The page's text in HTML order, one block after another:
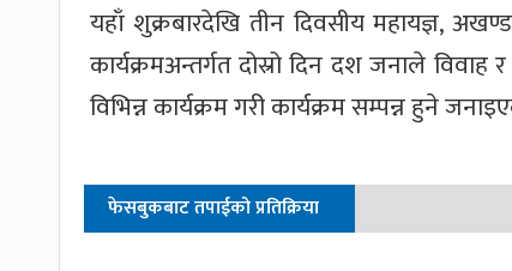
यहाँ शुक्रबारदेखि तीन दिवसीय महायज्ञ,
कार्यक्रमअन्तर्गत दोस्रो दिन दश जनाले
विभिन्न कार्यक्रम गरी कार्यक्रम सम्पन्न हुने
फेसबुकबाट तपाईको प्रतिक्रिया